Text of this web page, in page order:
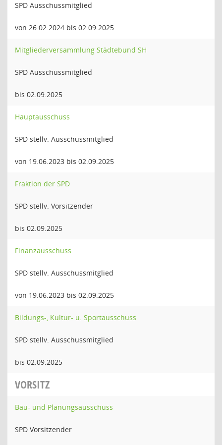
SPD Ausschussmitglied
von 26.02.2024 bis 02.09.2025
Mitgliederversammlung Städtebund SH
SPD Ausschussmitglied
bis 02.09.2025
Hauptausschuss
SPD stellv. Ausschussmitglied
von 19.06.2023 bis 02.09.2025
Fraktion der SPD
SPD stellv. Vorsitzender
bis 02.09.2025
Finanzausschuss
SPD stellv. Ausschussmitglied
von 19.06.2023 bis 02.09.2025
Bildungs-, Kultur- u. Sportausschuss
SPD stellv. Ausschussmitglied
bis 02.09.2025
VORSITZ
Bau- und Planungsausschuss
SPD Vorsitzender